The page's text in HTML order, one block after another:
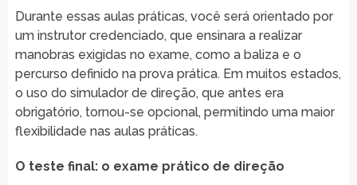
Durante essas aulas práticas, você será orientado por
um instrutor credenciado, que ensinara a realizar
manobras exigidas no exame, como a baliza e o
percurso definido na prova prática. Em muitos estados,
o uso do simulador de direção, que antes era
obrigatório, tornou-se opcional, permitindo uma maior
flexibilidade nas aulas práticas.
O teste final: o exame prático de direção